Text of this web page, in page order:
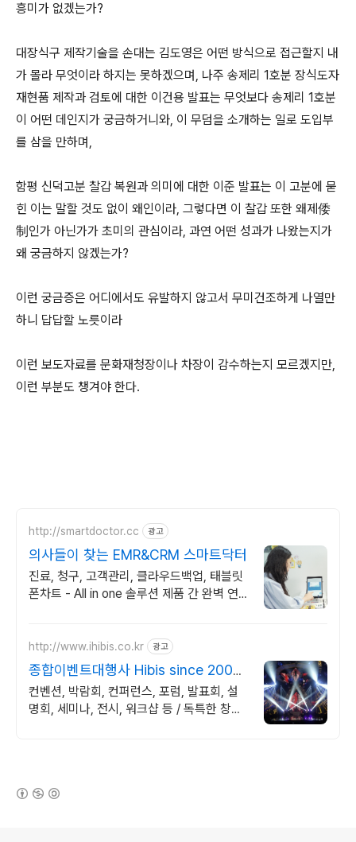
흥미가 없겠는가?
대장식구 제작기술을 손대는 김도영은 어떤 방식으로 접근할지 내
가 몰라 무엇이라 하지는 못하겠으며, 나주 송제리 1호분 장식도자
재현품 제작과 검토에 대한 이건용 발표는 무엇보다 송제리 1호분
이 어떤 데인지가 궁금하거니와, 이 무덤을 소개하는 일로 도입부
를 삼을 만하며,
함평 신덕고분 찰갑 복원과 의미에 대한 이준 발표는 이 고분에 묻
힌 이는 말할 것도 없이 왜인이라, 그렇다면 이 찰갑 또한 왜제倭
制인가 아닌가가 초미의 관심이라, 과연 어떤 성과가 나왔는지가
왜 궁금하지 않겠는가?
이런 궁금증은 어디에서도 유발하지 않고서 무미건조하게 나열만
하니 답답할 노릇이라
이런 보도자료를 문화재청장이나 차장이 감수하는지 모르겠지만,
이런 부분도 챙겨야 한다.
http://smartdoctor.cc 광고
의사들이 찾는 EMR&CRM 스마트닥터
진료, 청구, 고객관리, 클라우드백업, 태블릿
폰차트 - All in one 솔루션 제품 간 완벽 연
http://www.ihibis.co.kr 광고
종합이벤트대행사 Hibis since 2000
행사대행
컨벤션, 박람회, 컨퍼런스, 포럼, 발표회, 설
명회, 세미나, 전시, 워크샵 등 / 독특한 창의